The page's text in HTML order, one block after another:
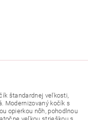
štandardnej veľkosti,
Modernizovaný kočík s
opierkou nôh, pohodlnou